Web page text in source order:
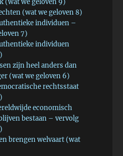
(wat we geloven 9)
(wat we geloven 8)
individuen –
7)
individuen
zijn heel anders dan
(wat we geloven 6)
rechtsstaat
economisch
bestaan – vervolg
brengen welvaart (wat